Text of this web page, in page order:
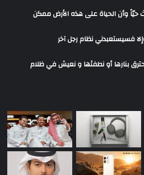
حيّاً وأن الحياة على هذه الأرض ممكن
فسيستعبدني نظام رجل آخر
بنارها أو نطفئها و نعيش في ظلام